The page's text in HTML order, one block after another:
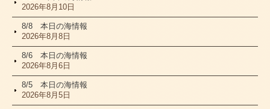
2026年8月10日
8/8 本日の海情報
2026年8月8日
8/6 本日の海情報
2026年8月6日
8/5 本日の海情報
2026年8月5日